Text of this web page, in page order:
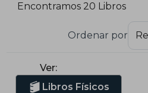
Encontramos 20 Libros
Ordenar por
Ver:
Libros Físicos